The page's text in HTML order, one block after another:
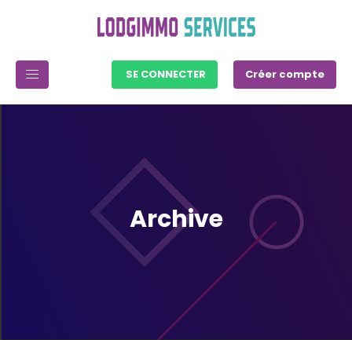
SE CONNECTER Créer compte
Archive